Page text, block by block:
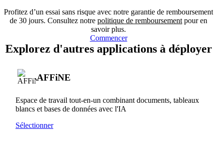
Profitez d’un essai sans risque avec notre garantie de remboursement
de 30 jours. Consultez notre politique de remboursement pour en
savoir plus.
Commencer
Explorez d'autres applications à déployer
AFFiNE
Espace de travail tout-en-un combinant documents, tableaux
blancs et bases de données avec l'IA
Sélectionner